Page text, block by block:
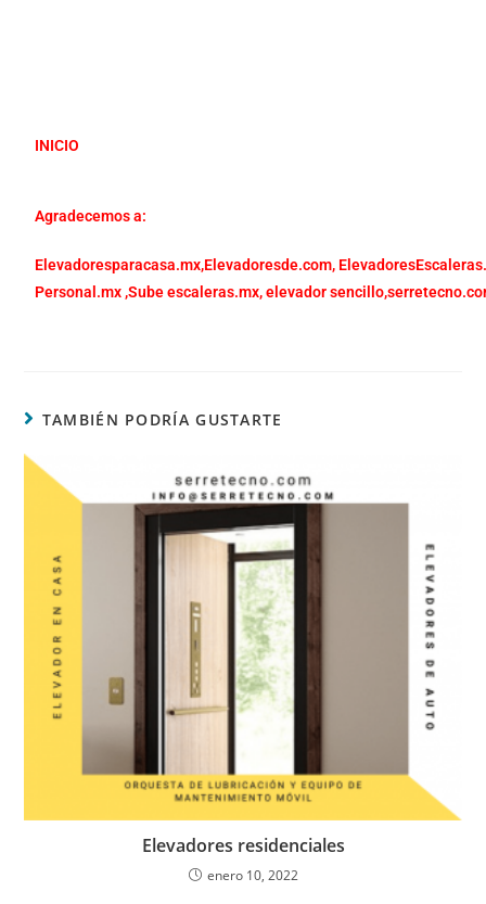
INICIO
Agradecemos a:
Elevadoresparacasa.mx,Elevadoresde.com,
Personal.mx ,Sube escaleras.mx,elevador sencillo,
TAMBIÉN PODRÍA GUSTARTE
Elevadores residenciales
enero 10, 2022